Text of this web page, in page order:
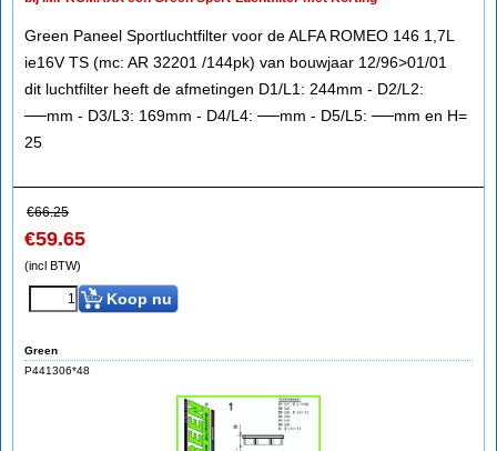
Green Paneel Sportluchtfilter voor de ALFA ROMEO 146 1,7L
ie16V TS (mc: AR 32201 /144pk) van bouwjaar 12/96>01/01
dit luchtfilter heeft de afmetingen D1/L1: 244mm - D2/L2:
──mm - D3/L3: 169mm - D4/L4: ──mm - D5/L5: ──mm en H=
25
€66.25
€59.65
(incl BTW)
Koop nu
Green
P441306*48